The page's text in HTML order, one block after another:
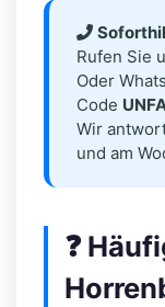
Rufen Sie
Oder
Code
Wir
und am
❓